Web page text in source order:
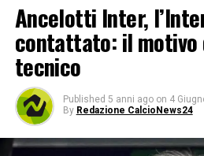
Ancelotti Inter,
contattato: il
tecnico
Published 5 anni ago on 4
By Redazione CalcioNews24